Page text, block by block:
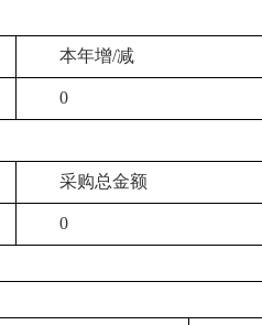
本年增/减
0
采购总金额
0